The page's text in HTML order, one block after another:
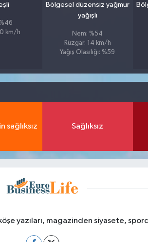
km/h
Bölgesel düzensiz yağmur
yağışlı
Nem: %54
Rüzgar: 14 km/h
Yağış Olasılığı: %59
sağlıksız Sağlıksız
yazıları, magazinden siyasete,